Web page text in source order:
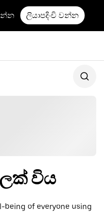
ලියාපදිංචි වන්න
විය
being of everyone using